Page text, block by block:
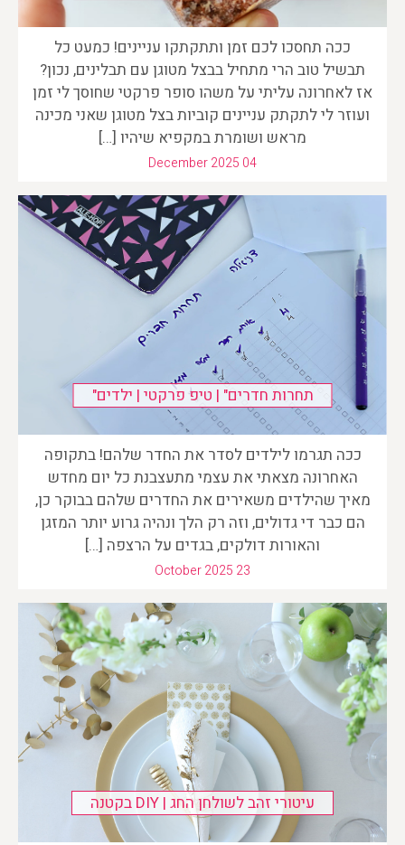
ככה תחסכו לכם זמן ותתקתקו עניינים! כמעט כל
תבשיל טוב הרי מתחיל בבצל מטוגן עם תבלינים, נכון?
אז לאחרונה עליתי על משהו סופר פרקטי שחוסך לי זמן
ועוזר לי לתקתק עניינים קוביות בצל מטוגן שאני מכינה
מראש ושומרת במקפיא שיהיו […]
December 2025 04
תחרות חדרים" | טיפ פרקטי | ילדים"
ככה תגרמו לילדים לסדר את החדר שלהם! בתקופה
האחרונה מצאתי את עצמי מתעצבנת כל יום מחדש
מאיך שהילדים משאירים את החדרים שלהם בבוקר כן,
הם כבר די גדולים, וזה רק הלך ונהיה גרוע יותר המזגן
והאורות דולקים, בגדים על הרצפה […]
October 2025 23
עיטורי זהב לשולחן החג | DIY בקטנה